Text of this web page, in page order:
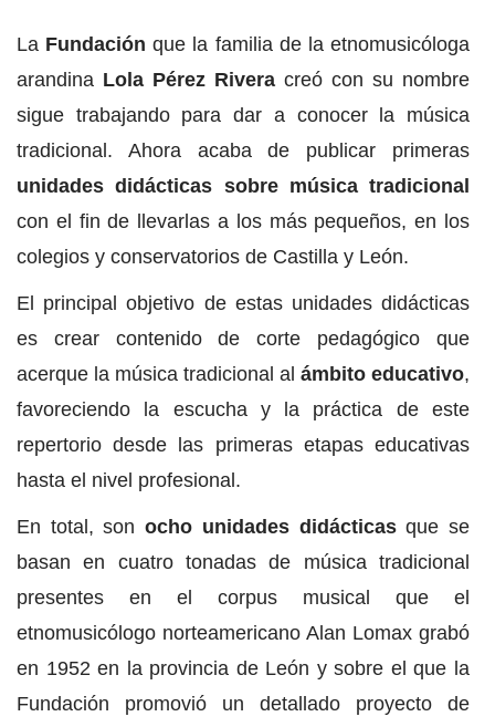
La Fundación que la familia de la etnomusicóloga
arandina Lola Pérez Rivera creó con su nombre
sigue trabajando para dar a conocer la música
tradicional. Ahora acaba de publicar primeras
unidades didácticas sobre música tradicional
con el fin de llevarlas a los más pequeños, en los
colegios y conservatorios de Castilla y León.
El principal objetivo de estas unidades didácticas
es crear contenido de corte pedagógico que
acerque la música tradicional al ámbito educativo,
favoreciendo la escucha y la práctica de este
repertorio desde las primeras etapas educativas
hasta el nivel profesional.
En total, sonocho unidades didácticasque se
basan en cuatro tonadas de música tradicional
presentes en el corpus musical que el
etnomusicólogo norteamericano Alan Lomax grabó
en 1952 en la provincia de León y sobre el que la
Fundación promovió un detallado proyecto de